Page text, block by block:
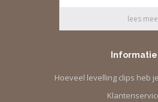
Informatie
Hoeveel levelling clips heb